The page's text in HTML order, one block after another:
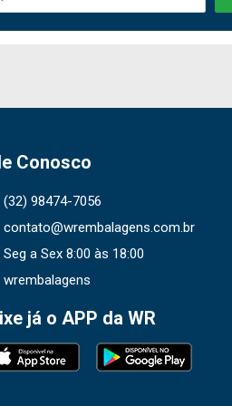
Conosco
(32) 98474-7056
contato@wrembalagens.com.br
Seg a Sex 8:00 às 18:00
wrembalagens
já o APP da WR